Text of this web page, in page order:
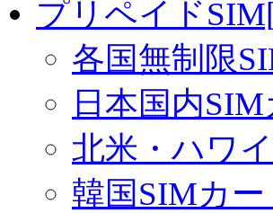
プリペイド
各国無制限
日本国内SIM
北米・ハワ
韓国SIMカー